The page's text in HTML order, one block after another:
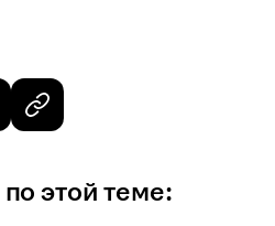
этой теме: